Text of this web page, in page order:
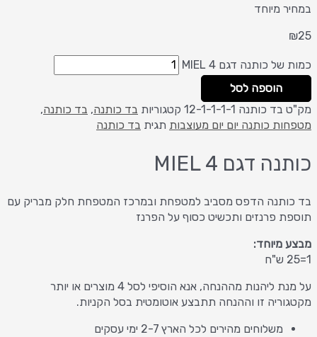
במחיר מיוחד
₪25
כמות של כותנה דגם MIEL 4
הוספה לסל
מק"ט בד כותנה 12-1-1-1-1 קטגוריות בד כותנה, בד כותנה,
מטפחות כותנה יום יום מעוצבות תגית בד כותנה
כותנה דגם MIEL 4
בד כותנה הדפס מסביב למטפחת ובמרכז המטפחת חלק מבריק עם
תוספת פרנזים ותכשיט כסוף על הפרנז
מבצע מיוחד:
1=25 ש"ח
על מנת ליהנות מההנחה, אנא הוסיפי לסל 4 מוצרים או יותר
מקטגוריה זו וההנחה תתבצע אוטומטית בסל הקניות.
משלוחים מהירים לכל הארץ 2-7 ימי עסקים